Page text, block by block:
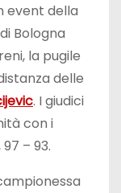
event della
Bologna
la pugile
delle
. I giudici
con i
– 93.